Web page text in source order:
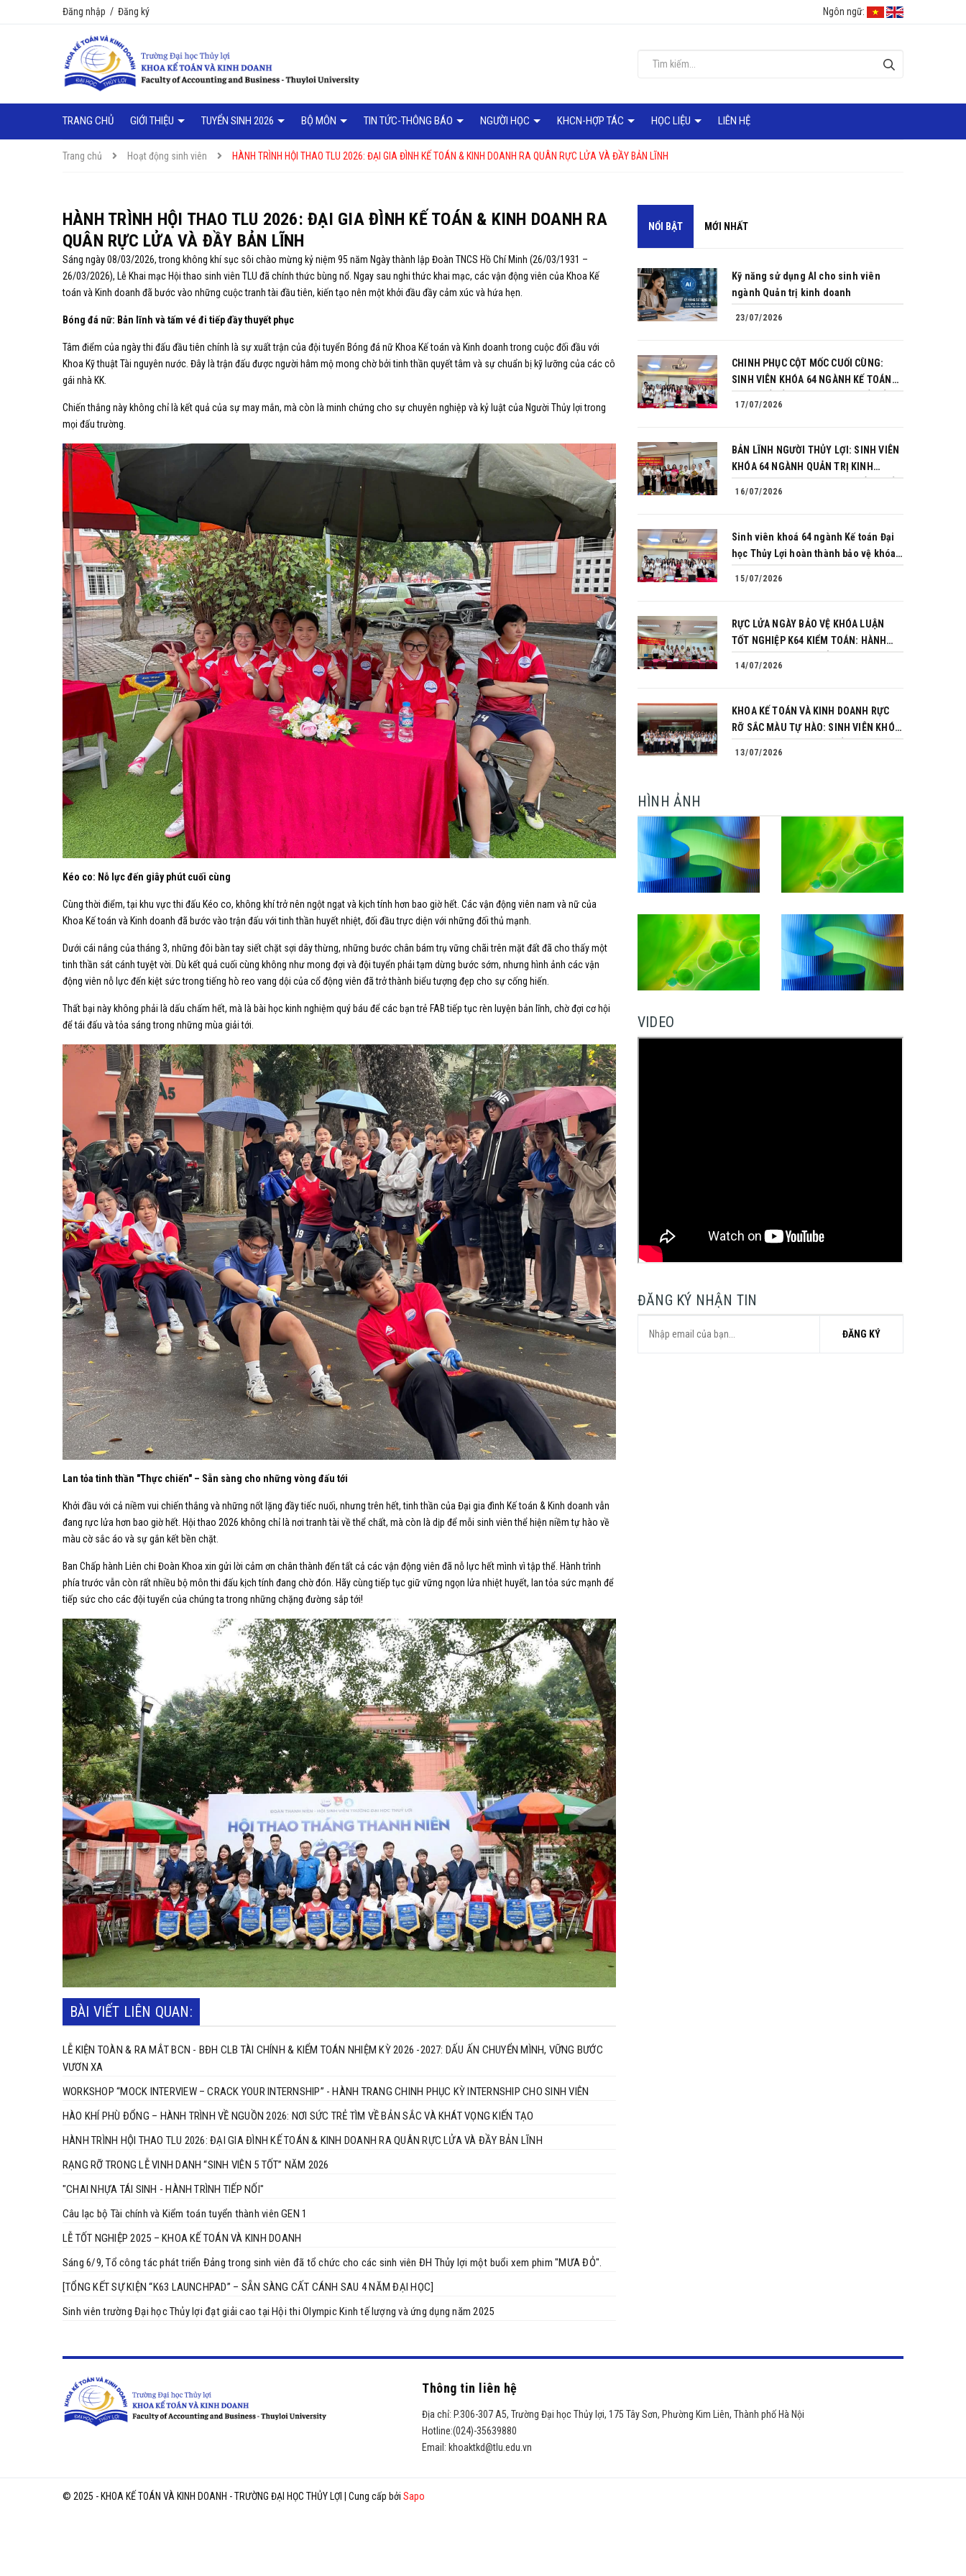
Đăng nhập / Đăng ký Ngôn ngữ:
TRANG CHỦ GIỚI THIỆU TUYỂN SINH 2026 BỘ MÔN TIN TỨC-THÔNG BÁO NGƯỜI HỌC KHCN-HỢP TÁC HỌC LIỆU LIÊN HỆ
Trang chủ Hoạt động sinh viên HÀNH TRÌNH HỘI THAO TLU 2026: ĐẠI GIA ĐÌNH KẾ TOÁN & KINH DOANH RA QUÂN RỰC LỬA VÀ ĐẦY BẢN LĨNH
HÀNH TRÌNH HỘI THAO TLU 2026: ĐẠI GIA ĐÌNH KẾ TOÁN & KINH DOANH RA
QUÂN RỰC LỬA VÀ ĐẦY BẢN LĨNH
Sáng ngày 08/03/2026, trong không khí sục sôi chào mừng kỷ niệm 95 năm Ngày thành lập Đoàn TNCS Hồ Chí Minh (26/03/1931 –
26/03/2026), Lễ Khai mạc Hội thao sinh viên TLU đã chính thức bùng nổ. Ngay sau nghi thức khai mạc, các vận động viên của Khoa Kế
toán và Kinh doanh đã bước vào những cuộc tranh tài đầu tiên, kiến tạo nên một khởi đầu đầy cảm xúc và hứa hẹn.
Bóng đá nữ: Bản lĩnh và tấm vé đi tiếp đầy thuyết phục
Tâm điểm của ngày thi đấu đầu tiên chính là sự xuất trận của đội tuyển Bóng đá nữ Khoa Kế toán và Kinh doanh trong cuộc đối đầu với
Khoa Kỹ thuật Tài nguyên nước. Đây là trận đấu được người hâm mộ mong chờ bởi tinh thần quyết tâm và sự chuẩn bị kỹ lưỡng của các cô
gái nhà KK.
Chiến thắng này không chỉ là kết quả của sự may mắn, mà còn là minh chứng cho sự chuyên nghiệp và kỷ luật của Người Thủy lợi trong
mọi đấu trường.
Kéo co: Nỗ lực đến giây phút cuối cùng
Cùng thời điểm, tại khu vực thi đấu Kéo co, không khí trở nên ngột ngạt và kịch tính hơn bao giờ hết. Các vận động viên nam và nữ của
Khoa Kế toán và Kinh doanh đã bước vào trận đấu với tinh thần huyết nhiệt, đối đầu trực diện với những đối thủ mạnh.
Dưới cái nắng của tháng 3, những đôi bàn tay siết chặt sợi dây thừng, những bước chân bám trụ vững chãi trên mặt đất đã cho thấy một
tinh thần sát cánh tuyệt vời. Dù kết quả cuối cùng không như mong đợi và đội tuyển phải tạm dừng bước sớm, nhưng hình ảnh các vận
động viên nỗ lực đến kiệt sức trong tiếng hò reo vang dội của cổ động viên đã trở thành biểu tượng đẹp cho sự cống hiến.
Thất bại này không phải là dấu chấm hết, mà là bài học kinh nghiệm quý báu để các bạn trẻ FAB tiếp tục rèn luyện bản lĩnh, chờ đợi cơ hội
để tái đấu và tỏa sáng trong những mùa giải tới.
Lan tỏa tinh thần "Thực chiến" – Sẵn sàng cho những vòng đấu tới
Khởi đầu với cả niềm vui chiến thắng và những nốt lặng đầy tiếc nuối, nhưng trên hết, tinh thần của Đại gia đình Kế toán & Kinh doanh vẫn
đang rực lửa hơn bao giờ hết. Hội thao 2026 không chỉ là nơi tranh tài về thể chất, mà còn là dịp để mỗi sinh viên thể hiện niềm tự hào về
màu cờ sắc áo và sự gắn kết bền chặt.
Ban Chấp hành Liên chi Đoàn Khoa xin gửi lời cảm ơn chân thành đến tất cả các vận động viên đã nỗ lực hết mình vì tập thể. Hành trình
phía trước vẫn còn rất nhiều bộ môn thi đấu kịch tính đang chờ đón. Hãy cùng tiếp tục giữ vững ngọn lửa nhiệt huyết, lan tỏa sức mạnh để
tiếp sức cho các đội tuyển của chúng ta trong những chặng đường sắp tới!
BÀI VIẾT LIÊN QUAN:
LỄ KIỆN TOÀN & RA MẮT BCN - BĐH CLB TÀI CHÍNH & KIỂM TOÁN NHIỆM KỲ 2026 -2027: DẤU ẤN CHUYỂN MÌNH, VỮNG BƯỚC
VƯƠN XA
WORKSHOP “MOCK INTERVIEW – CRACK YOUR INTERNSHIP” - HÀNH TRANG CHINH PHỤC KỲ INTERNSHIP CHO SINH VIÊN
HÀO KHÍ PHÙ ĐỔNG – HÀNH TRÌNH VỀ NGUỒN 2026: NƠI SỨC TRẺ TÌM VỀ BẢN SẮC VÀ KHÁT VỌNG KIẾN TẠO
HÀNH TRÌNH HỘI THAO TLU 2026: ĐẠI GIA ĐÌNH KẾ TOÁN & KINH DOANH RA QUÂN RỰC LỬA VÀ ĐẦY BẢN LĨNH
RẠNG RỠ TRONG LỄ VINH DANH “SINH VIÊN 5 TỐT” NĂM 2026
"CHAI NHỰA TÁI SINH - HÀNH TRÌNH TIẾP NỐI"
Câu lạc bộ Tài chính và Kiểm toán tuyển thành viên GEN 1
LỄ TỐT NGHIỆP 2025 – KHOA KẾ TOÁN VÀ KINH DOANH
Sáng 6/9, Tổ công tác phát triển Đảng trong sinh viên đã tổ chức cho các sinh viên ĐH Thủy lợi một buổi xem phim "MƯA ĐỎ".
[TỔNG KẾT SỰ KIỆN “K63 LAUNCHPAD” – SẴN SÀNG CẤT CÁNH SAU 4 NĂM ĐẠI HỌC]
Sinh viên trường Đại học Thủy lợi đạt giải cao tại Hội thi Olympic Kinh tế lượng và ứng dụng năm 2025
NỔI BẬT MỚI NHẤT
Kỹ năng sử dụng AI cho sinh viên
ngành Quản trị kinh doanh
23/07/2026
CHINH PHỤC CỘT MỐC CUỐI CÙNG:
SINH VIÊN KHÓA 64 NGÀNH KẾ TOÁN
17/07/2026
BẢN LĨNH NGƯỜI THỦY LỢI: SINH VIÊN
KHÓA 64 NGÀNH QUẢN TRỊ KINH
16/07/2026
Sinh viên khoá 64 ngành Kế toán Đại
học Thủy Lợi hoàn thành bảo vệ khóa
15/07/2026
RỰC LỬA NGÀY BẢO VỆ KHÓA LUẬN
TỐT NGHIỆP K64 KIỂM TOÁN: HÀNH
14/07/2026
KHOA KẾ TOÁN VÀ KINH DOANH RỰC
RỠ SẮC MÀU TỰ HÀO: SINH VIÊN KHÓA
13/07/2026
HÌNH ẢNH
VIDEO
ĐĂNG KÝ NHẬN TIN
ĐĂNG KÝ
Thông tin liên hệ
Địa chỉ: P.306-307 A5, Trường Đại học Thủy lợi, 175 Tây Sơn, Phường Kim Liên, Thành phố Hà Nội
Hotline:(024)-35639880
Email: khoaktkd@tlu.edu.vn
© 2025 - KHOA KẾ TOÁN VÀ KINH DOANH - TRƯỜNG ĐẠI HỌC THỦY LỢI Cung cấp bởi Sapo